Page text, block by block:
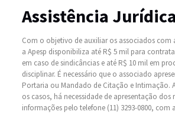
Assistência Jurídica
Com o objetivo de auxiliar os associados com
a Apesp disponibiliza até R$ 5 mil para
em caso de sindicâncias e até R$ 10 mil em
disciplinar. É necessário que o associado
Portaria ou Mandado de Citação e Intimação.
os casos, há necessidade de apresentação dos
informações pelo telefone (11) 3293-0800, com